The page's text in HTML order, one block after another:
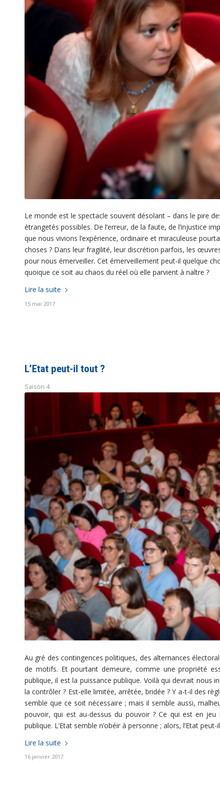
Le monde est le spectacle souvent désolant – dans le pire
étrangetés possibles. De l’erreur, de la faute, de l’injustice
que nous vivions l’expérience, ordinaire et miraculeuse
choses ? Dans leur fragilité, leur discrétion parfois, les
pour nous émerveiller. Cet émerveillement peut-il quelque
quoique ce soit au chaos du réel où elle parvient à naître ?
Lire la suite
15 mai 2017
L’Etat peut-il tout ?
Saison 4
Au gré des contingences politiques, des alternances
de motifs. Et pourtant demeure, comme une propriété
publique, il est la puissance publique. Voilà qui devrait nous
la contrôler ? Est-elle limitée, arrêtée, bridée ? Y a-t-il des
semble que ce soit nécessaire ; mais il semble aussi,
pouvoir, qui est au-dessus du pouvoir ? Ce qui est en jeu
publique. L’Etat semble n’obéir à personne ; alors, l’Etat
Lire la suite
16 janvier 2017